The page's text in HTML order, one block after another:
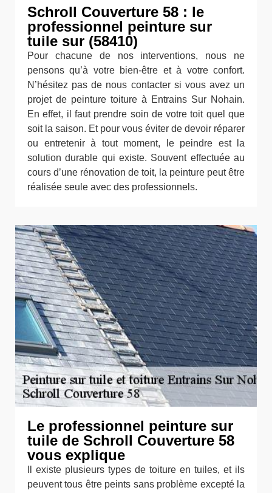
Schroll Couverture 58 : le
professionnel peinture sur
tuile sur (58410)
Pour chacune de nos interventions, nous ne
pensons qu’à votre bien-être et à votre confort.
N’hésitez pas de nous contacter si vous avez un
projet de peinture toiture à Entrains Sur Nohain.
En effet, il faut prendre soin de votre toit quel que
soit la saison. Et pour vous éviter de devoir réparer
ou entretenir à tout moment, le peindre est la
solution durable qui existe. Souvent effectuée au
cours d’une rénovation de toit, la peinture peut être
réalisée seule avec des professionnels.
Le professionnel peinture sur
tuile de Schroll Couverture 58
vous explique
Il existe plusieurs types de toiture en tuiles, et ils
peuvent tous être peints sans problème excepté la